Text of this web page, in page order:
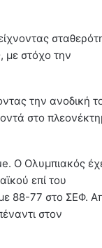
με στόχο την
την ανοδική
στο
Ο Ολυμπιακός
επί του
88-77 στο ΣΕΦ.
στον